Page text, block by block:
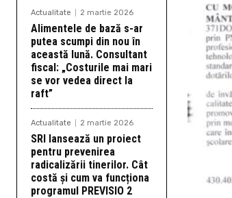
Actualitate 2 martie 2026
Alimentele de bază s-ar
putea scumpi din nou în
această lună. Consultant
fiscal: „Costurile mai mari
se vor vedea direct la
raft”
Actualitate 2 martie 2026
SRI lansează un proiect
pentru prevenirea
radicalizării tinerilor. Cât
costă și cum va funcționa
programul PREVISIO 2